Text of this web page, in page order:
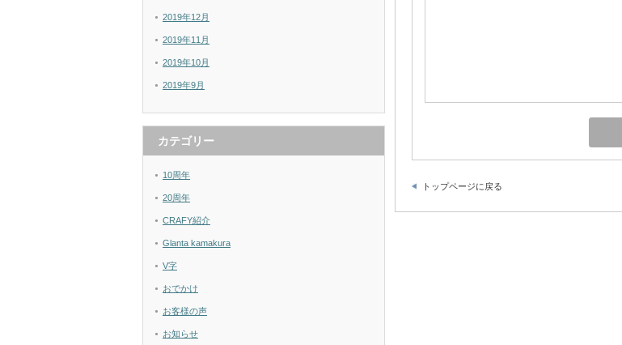
トップページに戻る
2019年12月
2019年11月
2019年10月
2019年9月
カテゴリー
10周年
20周年
CRAFY紹介
Glanta kamakura
V字
おでかけ
お客様の声
お知らせ